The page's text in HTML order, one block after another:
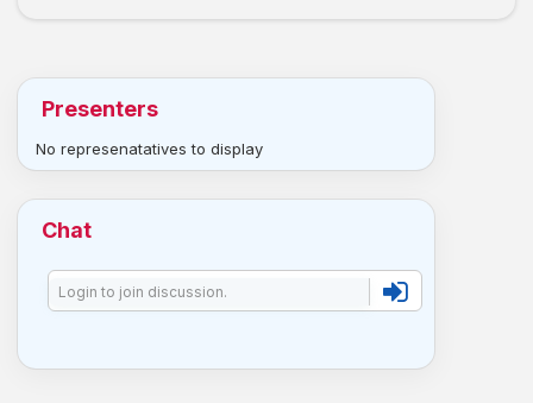
Presenters
No represenatatives to display
Chat